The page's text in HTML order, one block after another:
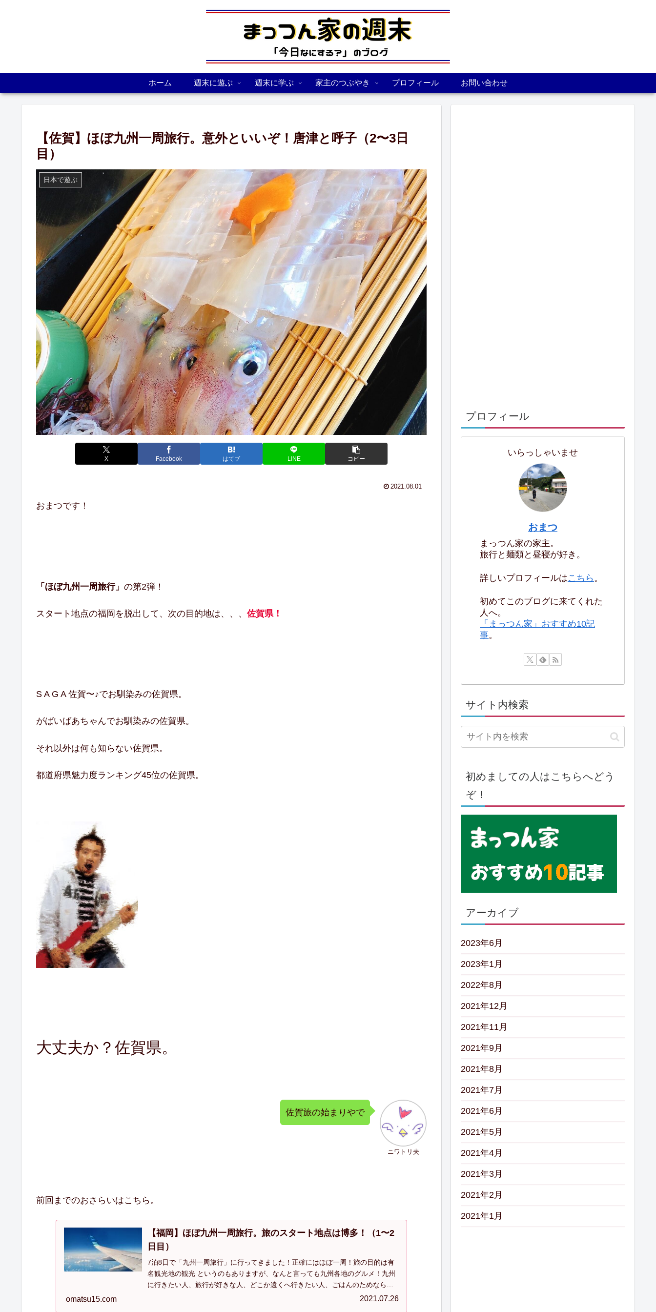
ホーム 週末に遊ぶ 週末に学ぶ 家主のつぶやき プロフィール お問い合わせ
【佐賀】ほぼ九州一周旅行。意外といいぞ！唐津と呼子（2〜3日
目）
日本で遊ぶ
X Facebook はてブ LINE コピー
2021.08.01
おまつです！
「ほぼ九州一周旅行」 の第2弾！
スタート地点の福岡を脱出して、次の目的地は、、、佐賀県！
S A G A 佐賀〜♪でお馴染みの佐賀県。
がばいばあちゃんでお馴染みの佐賀県。
それ以外は何も知らない佐賀県。
都道府県魅力度ランキング45位の佐賀県。
大丈夫か？佐賀県。
ニワトリ夫
佐賀旅の始まりやで
前回までのおさらいはこちら。
【福岡】ほぼ九州一周旅行。旅のスタート地点は博多！（1〜2
日目）
7泊8日で「九州一周旅行」に行ってきました！正確にはほぼ一周！旅の目的は有
名観光地の観光 というのもありますが、なんと言っても九州各地のグルメ！九州
に行きたい人、旅行が好きな人、どこか遠くへ行きたい人、ごはんのためならど
omatsu15.com 2021.07.26
プロフィール
いらっしゃいませ
おまつ
まっつん家の家主。
旅行と麺類と昼寝が好き。
詳しいプロフィールはこちら 。
初めてこのブログに来てくれた
人へ。
「まっつん家」おすすめ10記
事。
サイト内検索
初めましての人はこちらへどう
ぞ！
アーカイブ
2023年6月
2023年1月
2022年8月
2021年12月
2021年11月
2021年9月
2021年8月
2021年7月
2021年6月
2021年5月
2021年4月
2021年3月
2021年2月
2021年1月